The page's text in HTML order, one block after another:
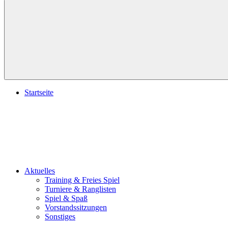
Startseite
Aktuelles
Training & Freies Spiel
Turniere & Ranglisten
Spiel & Spaß
Vorstandssitzungen
Sonstiges